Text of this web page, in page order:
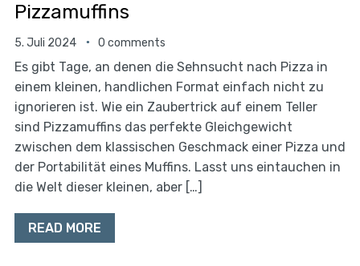
Pizzamuffins
5. Juli 2024 0 comments
Es gibt Tage, an denen die Sehnsucht nach Pizza in
einem kleinen, handlichen Format einfach nicht zu
ignorieren ist. Wie ein Zaubertrick auf einem Teller
sind Pizzamuffins das perfekte Gleichgewicht
zwischen dem klassischen Geschmack einer Pizza und
der Portabilität eines Muffins. Lasst uns eintauchen in
die Welt dieser kleinen, aber […]
READ MORE